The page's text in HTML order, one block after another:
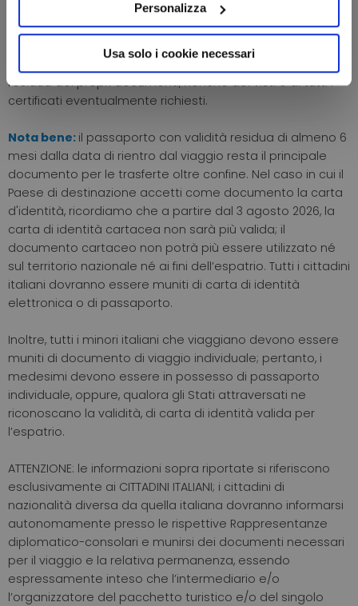
Personalizza
Usa solo i cookie necessari
Documenti di viaggio e visti
È esclusivo dei turisti, prima di effettuare una vacanza in
Italia o all’estero, di verificare la validità e la validità
residua dei propri documenti, nonché dei visti e di tutti i
certificati eventualmente richiesti.
Nota bene: il passaporto con validità residua di almeno 6
mesi dalla data di rientro dal viaggio resta il principale
documento per le trasferte oltre confine. Nel caso in cui il
Paese di destinazione accetti come documento la carta
d'identità, ricordiamo che a partire dal 3 agosto 2026, la
carta di identità cartacea non sarà più valida; il
documento cartaceo non potrà più essere utilizzato né
sul territorio nazionale né ai fini dell’espatrio. Tutti i cittadini
italiani dovranno essere muniti di carta di identità
elettronica o di passaporto.
Inoltre, tutti i minori italiani che viaggiano devono essere
muniti di documento di viaggio individuale; pertanto, i
medesimi devono essere in possesso di passaporto
individuale, oppure, qualora gli Stati attraversati ne
riconoscano la validità, di carta di identità valida per
l’espatrio.
ATTENZIONE: le informazioni sopra riportate si riferiscono
esclusivamente ai CITTADINI ITALIANI; i cittadini di
nazionalità diversa da quella italiana dovranno informarsi
autonomamente presso le rispettive Rappresentanze
diplomatico-consolari e munirsi dei documenti necessari
per il viaggio e la relativa permanenza, essendo
espressamente inteso che l’intermediario e/o
l’organizzatore del pacchetto turistico e/o del singolo